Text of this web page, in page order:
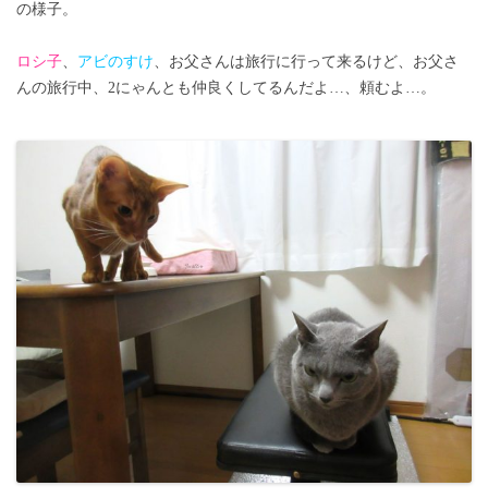
の様子。
ロシ子、 アビのすけ、お父さんは旅行に行って来るけど、お父さ
んの旅行中、2にゃんとも仲良くしてるんだよ…、頼むよ…。